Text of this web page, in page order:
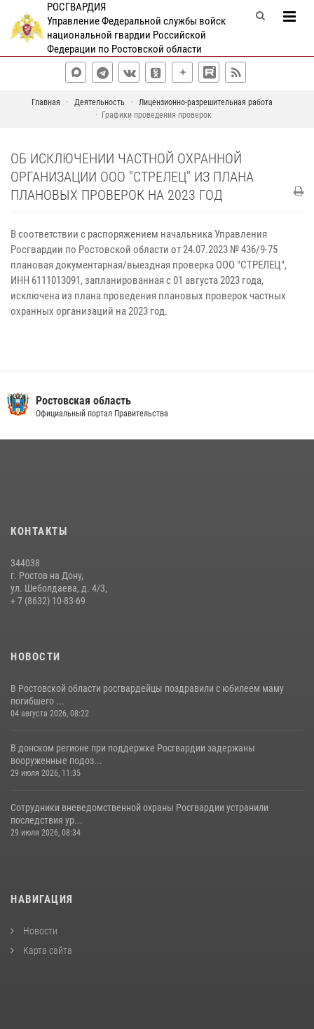
РОСГВАРДИЯ
Управление Федеральной службы войск
национальной гвардии Российской
Федерации по Ростовской области
Главная Деятельность
Лицензионно-разрешительная работа
Графики проведения проверок
ОБ ИСКЛЮЧЕНИИ ЧАСТНОЙ ОХРАННОЙ
ОРГАНИЗАЦИИ ООО "СТРЕЛЕЦ" ИЗ ПЛАНА
ПЛАНОВЫХ ПРОВЕРОК НА 2023 ГОД
В соответствии с распоряжением начальника Управления
Росгвардии по Ростовской области от 24.07.2023 № 436/9-75
плановая документарная/выездная проверка ООО "СТРЕЛЕЦ",
ИНН 6111013091, запланированная с 01 августа 2023 года,
исключена из плана проведения плановых проверок частных
охранных организаций на 2023 год.
Ростовская область
Официальный портал Правительства
КОНТАКТЫ
344038
г. Ростов на Дону,
ул. Шеболдаева, д. 4/3,
+ 7 (8632) 10-83-69
НОВОСТИ
В Ростовской области росгвардейцы поздравили с юбилеем маму
погибшего ...
04 августа 2026, 08:22
В донском регионе при поддержке Росгвардии задержаны
вооруженные подоз...
29 июля 2026, 11:35
Сотрудники вневедомственной охраны Росгвардии устранили
последствия ур...
29 июля 2026, 08:34
НАВИГАЦИЯ
Новости
Карта сайта